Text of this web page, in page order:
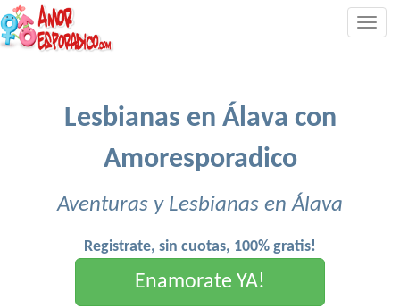
Lesbianas en Álava con
Amoresporadico
Aventuras y Lesbianas en Álava
Registrate, sin cuotas, 100% gratis!
Enamorate YA!